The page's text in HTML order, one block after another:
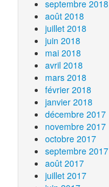
septembre 2018
août 2018
juillet 2018
juin 2018
mai 2018
avril 2018
mars 2018
février 2018
janvier 2018
décembre 2017
novembre 2017
octobre 2017
septembre 2017
août 2017
juillet 2017